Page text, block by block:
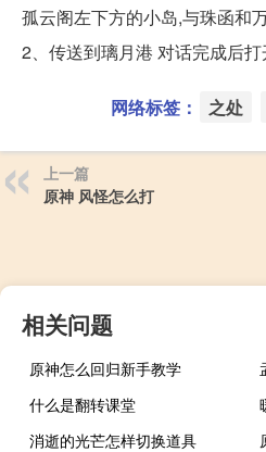
孤云阁左下方的小岛,与珠函和
2、传送到璃月港 对话完成后打
网络标签： 之处
上一篇
原神 风怪怎么打
相关问题
原神怎么回归新手教学
什么是翻转课堂
消逝的光芒怎样切换道具